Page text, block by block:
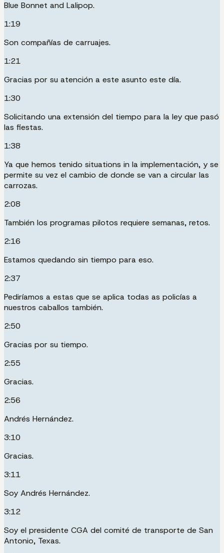
Blue Bonnet and Lalipop.
1:19
Son compañías de carruajes.
1:21
Gracias por su atención a este asunto este día.
1:30
Solicitando una extensión del tiempo para la ley que pasó
las fiestas.
1:38
Ya que hemos tenido situations in la implementación, y se
permite su vez el cambio de donde se van a circular las
carrozas.
2:08
También los programas pilotos requiere semanas, retos.
2:16
Estamos quedando sin tiempo para eso.
2:37
Pediríamos a estas que se aplica todas as policías a
nuestros caballos también.
2:50
Gracias por su tiempo.
2:55
Gracias.
2:56
Andrés Hernández.
3:10
Gracias.
3:11
Soy Andrés Hernández.
3:12
Soy el presidente CGA del comité de transporte de San
Antonio, Texas.